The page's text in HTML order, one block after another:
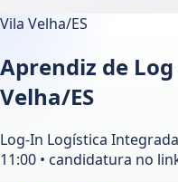
Vila Velha/ES
Aprendiz de Log
Velha/ES
Log-In Logística
11:00 • candidatura no